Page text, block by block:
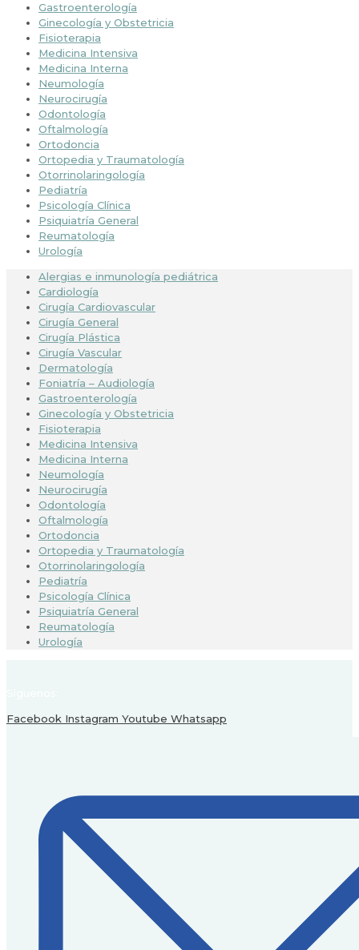
Gastroenterología
Ginecología y Obstetricia
Fisioterapia
Medicina Intensiva
Medicina Interna
Neumología
Neurocirugía
Odontología
Oftalmología
Ortodoncia
Ortopedia y Traumatología
Otorrinolaringología
Pediatría
Psicología Clínica
Psiquiatría General
Reumatología
Urología
Alergias e inmunología pediátrica
Cardiología
Cirugía Cardiovascular
Cirugía General
Cirugía Plástica
Cirugía Vascular
Dermatología
Foniatría – Audiología
Gastroenterología
Ginecología y Obstetricia
Fisioterapia
Medicina Intensiva
Medicina Interna
Neumología
Neurocirugía
Odontología
Oftalmología
Ortodoncia
Ortopedia y Traumatología
Otorrinolaringología
Pediatría
Psicología Clínica
Psiquiatría General
Reumatología
Urología
Facebook Instagram Youtube Whatsapp